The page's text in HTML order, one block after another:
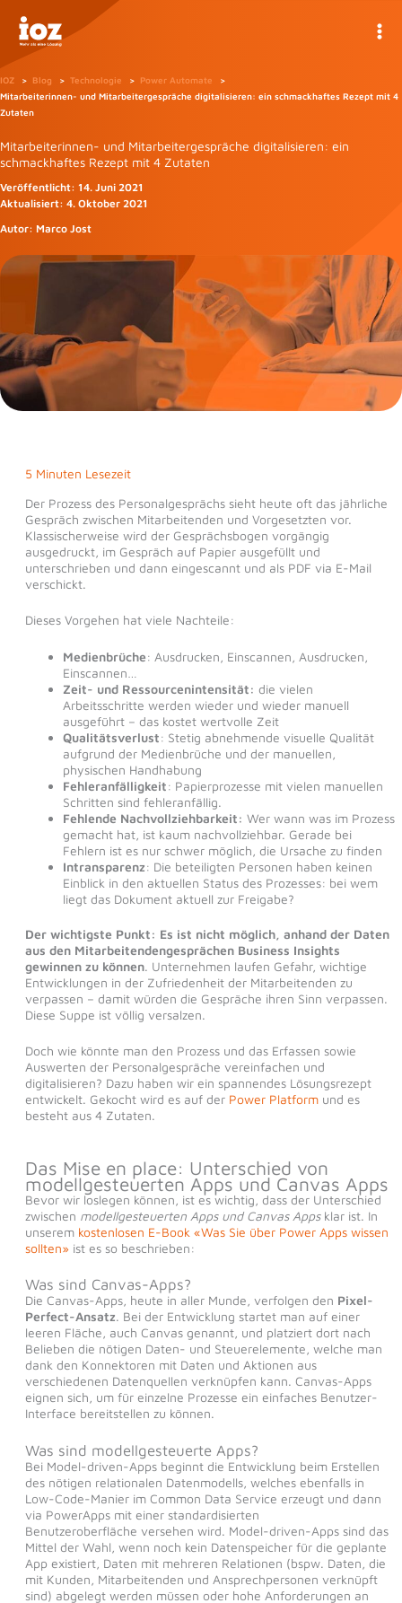
Inhalt
springen
IOZ Blog Technologie
Power Automate
Mitarbeiterinnen- und Mitarbeitergespräche digitalisieren: ein schmackhaftes Rezept mit 4
Zutaten
Mitarbeiterinnen- und Mitarbeitergespräche digitalisieren: ein
schmackhaftes Rezept mit 4 Zutaten
Veröffentlicht: 14. Juni 2021
Aktualisiert: 4. Oktober 2021
Autor: Marco Jost
5 Minuten Lesezeit
Der Prozess des Personalgesprächs sieht heute oft das jährliche
Gespräch zwischen Mitarbeitenden und Vorgesetzten vor.
Klassischerweise wird der Gesprächsbogen vorgängig
ausgedruckt, im Gespräch auf Papier ausgefüllt und
unterschrieben und dann eingescannt und als PDF via E-Mail
verschickt.
Dieses Vorgehen hat viele Nachteile:
Medienbrüche: Ausdrucken, Einscannen, Ausdrucken,
Einscannen…
Zeit- und Ressourcenintensität: die vielen
Arbeitsschritte werden wieder und wieder manuell
ausgeführt – das kostet wertvolle Zeit
Qualitätsverlust: Stetig abnehmende visuelle Qualität
aufgrund der Medienbrüche und der manuellen,
physischen Handhabung
Fehleranfälligkeit: Papierprozesse mit vielen manuellen
Schritten sind fehleranfällig.
Fehlende Nachvollziehbarkeit: Wer wann was im Prozess
gemacht hat, ist kaum nachvollziehbar. Gerade bei
Fehlern ist es nur schwer möglich, die Ursache zu finden
Intransparenz: Die beteiligten Personen haben keinen
Einblick in den aktuellen Status des Prozesses: bei wem
liegt das Dokument aktuell zur Freigabe?
Der wichtigste Punkt: Es ist nicht möglich, anhand der Daten
aus den Mitarbeitendengesprächen Business Insights
gewinnen zu können. Unternehmen laufen Gefahr, wichtige
Entwicklungen in der Zufriedenheit der Mitarbeitenden zu
verpassen – damit würden die Gespräche ihren Sinn verpassen.
Diese Suppe ist völlig versalzen.
Doch wie könnte man den Prozess und das Erfassen sowie
Auswerten der Personalgespräche vereinfachen und
digitalisieren? Dazu haben wir ein spannendes Lösungsrezept
entwickelt. Gekocht wird es auf der Power Platformund es
besteht aus 4 Zutaten.
Das Mise en place: Unterschied von
modellgesteuerten Apps und Canvas Apps
Bevor wir loslegen können, ist es wichtig, dass der Unterschied
zwischen modellgesteuerten Apps und Canvas Appsklar ist. In
unserem kostenlosen E-Book «Was Sie über Power Apps wissen
sollten»ist es so beschrieben:
Was sind Canvas-Apps?
Die Canvas-Apps, heute in aller Munde, verfolgen den Pixel-
Perfect-Ansatz. Bei der Entwicklung startet man auf einer
leeren Fläche, auch Canvas genannt, und platziert dort nach
Belieben die nötigen Daten- und Steuerelemente, welche man
dank den Konnektoren mit Daten und Aktionen aus
verschiedenen Datenquellen verknüpfen kann. Canvas-Apps
eignen sich, um für einzelne Prozesse ein einfaches Benutzer-
Interface bereitstellen zu können.
Was sind modellgesteuerte Apps?
Bei Model-driven-Apps beginnt die Entwicklung beim Erstellen
des nötigen relationalen Datenmodells, welches ebenfalls in
Low-Code-Manier im Common Data Service erzeugt und dann
via PowerApps mit einer standardisierten
Benutzeroberfläche versehen wird. Model-driven-Apps sind das
Mittel der Wahl, wenn noch kein Datenspeicher für die geplante
App existiert, Daten mit mehreren Relationen (bspw. Daten, die
mit Kunden, Mitarbeitenden und Ansprechpersonen verknüpft
sind) abgelegt werden müssen oder hohe Anforderungen an